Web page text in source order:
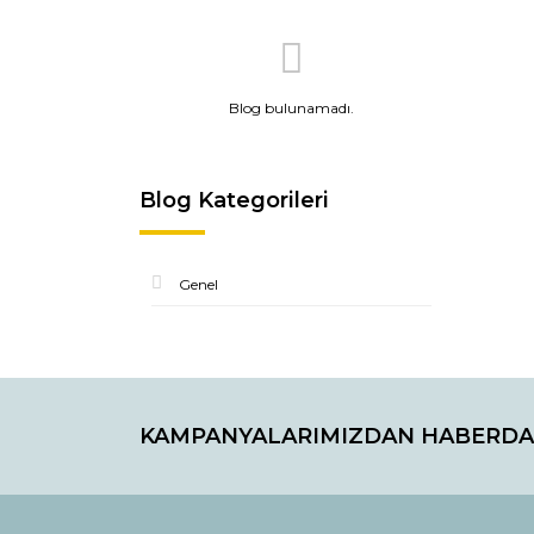
Blog bulunamadı.
Blog Kategorileri
Genel
KAMPANYALARIMIZDAN